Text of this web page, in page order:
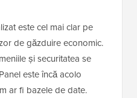
este cel mai clar pe
de găzduire economic.
și securitatea se
este încă acolo
ar fi bazele de date.